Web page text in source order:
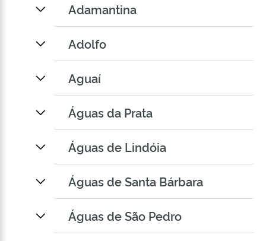
Adamantina
Adolfo
Aguaí
Águas da Prata
Águas de Lindóia
Águas de Santa Bárbara
Águas de São Pedro